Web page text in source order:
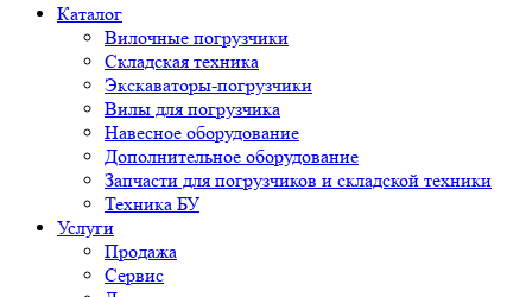
Каталог
Вилочные погрузчики
Складская техника
Экскаваторы-погрузчики
Вилы для погрузчика
Навесное оборудование
Дополнительное оборудование
Запчасти для погрузчиков и складской техники
Техника БУ
Услуги
Продажа
Сервис